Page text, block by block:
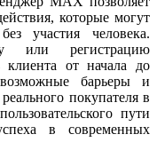
которые могут
участия человека.
или регистрацию
клиента от начала до
барьеры и
покупателя в
пути
в современных